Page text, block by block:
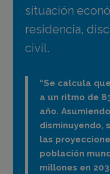
situación
residencia,
civil.
“Se calcula
a un ritmo de
año.
disminuyendo,
las
población
millones en